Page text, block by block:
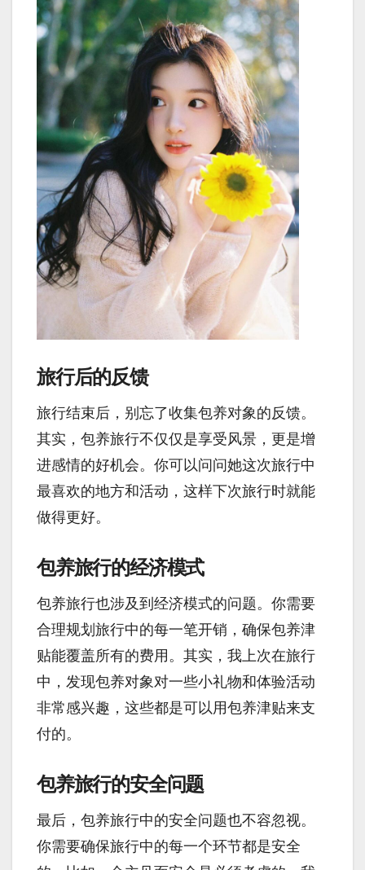
旅行后的反馈
旅行结束后，别忘了收集包养对象的反馈。
其实，包养旅行不仅仅是享受风景，更是增
进感情的好机会。你可以问问她这次旅行中
最喜欢的地方和活动，这样下次旅行时就能
做得更好。
包养旅行的经济模式
包养旅行也涉及到经济模式的问题。你需要
合理规划旅行中的每一笔开销，确保包养津
贴能覆盖所有的费用。其实，我上次在旅行
中，发现包养对象对一些小礼物和体验活动
非常感兴趣，这些都是可以用包养津贴来支
付的。
包养旅行的安全问题
最后，包养旅行中的安全问题也不容忽视。
你需要确保旅行中的每一个环节都是安全